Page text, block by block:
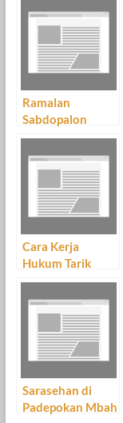
Ramalan
Sabdopalon
Cara Kerja
Hukum Tarik
Menarik – Law Of
Attraction (LOA)
– Part 46
Sarasehan di
Padepokan Mbah